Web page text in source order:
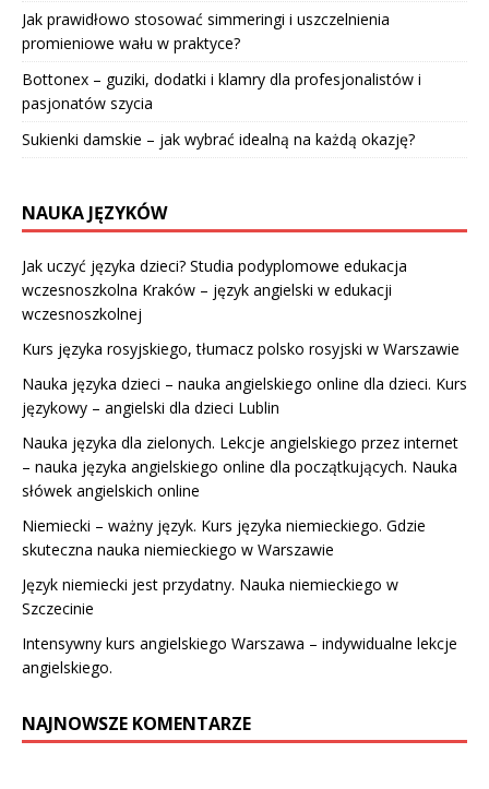
Jak prawidłowo stosować simmeringi i uszczelnienia
promieniowe wału w praktyce?
Bottonex – guziki, dodatki i klamry dla profesjonalistów i
pasjonatów szycia
Sukienki damskie – jak wybrać idealną na każdą okazję?
NAUKA JĘZYKÓW
Jak uczyć języka dzieci? Studia podyplomowe edukacja
wczesnoszkolna Kraków – język angielski w edukacji
wczesnoszkolnej
Kurs języka rosyjskiego, tłumacz polsko rosyjski w Warszawie
Nauka języka dzieci – nauka angielskiego online dla dzieci. Kurs
językowy – angielski dla dzieci Lublin
Nauka języka dla zielonych. Lekcje angielskiego przez internet
– nauka języka angielskiego online dla początkujących. Nauka
słówek angielskich online
Niemiecki – ważny język. Kurs języka niemieckiego. Gdzie
skuteczna nauka niemieckiego w Warszawie
Język niemiecki jest przydatny. Nauka niemieckiego w
Szczecinie
Intensywny kurs angielskiego Warszawa – indywidualne lekcje
angielskiego.
NAJNOWSZE KOMENTARZE